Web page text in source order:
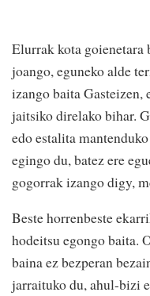
Elurrak kota goienetara
joango, eguneko alde
izango baita Gasteizen,
jaitsiko direlako bihar.
edo estalita
egingo du, batez ere
gogorrak izango digy,
Beste horrenbeste
hodeitsu egongo baita.
baina ez bezperan
jarraituko du, ahul-bizi